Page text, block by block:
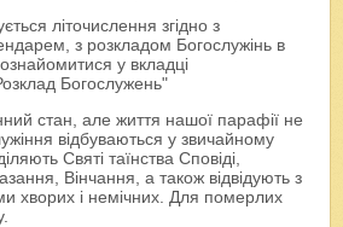
літочислення згідно з
з розкладом Богослужінь в
у вкладці
Богослужень"
стан, але життя нашої парафії не
відбуваються у звичайному
Святі таїнства Сповіді,
Вінчання, а також відвідують з
хворих і немічних. Для померлих